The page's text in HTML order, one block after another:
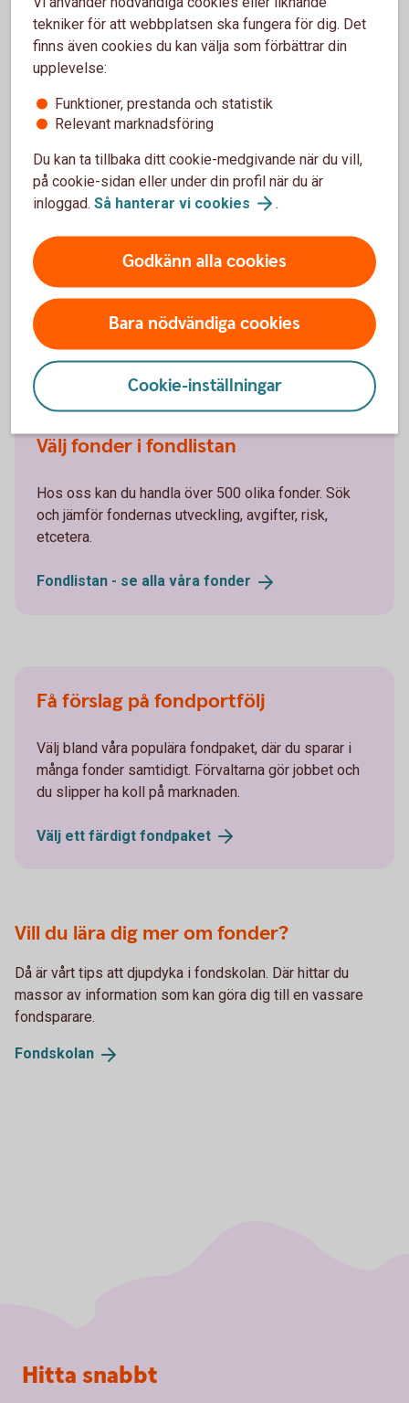
och snabbare tack vare ränta på ränta-effekten. Du
får alltså avkastning på din avkastning.
Ränta på ränta – vad är det?
När aktierna i fonden ökar eller minskar i värde, så
och med att en fond placerar i många olika aktier
så sprids risken.
Det är enkelt
Det är enkelt att börja spara i fonder och kräver
inga stora summor – minsta belopp är 100 kronor.
Börja spara i fonder
Välj fonder i fondlistan
Hos oss kan du handla över 500 olika fonder. Sök
och jämför fondernas utveckling, avgifter, risk,
etcetera.
Fondlistan - se alla våra fonder
Få förslag på fondportfölj
Välj bland våra populära fondpaket, där du sparar i
många fonder samtidigt. Förvaltarna gör jobbet och
du slipper ha koll på marknaden.
Välj ett färdigt fondpaket
Vill du lära dig mer om fonder?
Då är vårt tips att djupdyka i fondskolan. Där hittar du
massor av information som kan göra dig till en vassare
fondsparare.
Fondskolan
tekniker för att webbplatsen ska fungera för dig. Det
finns även cookies du kan välja som förbättrar din
upplevelse:
Funktioner, prestanda och statistik
Relevant marknadsföring
Du kan ta tillbaka ditt cookie-medgivande när du vill,
på cookie-sidan eller under din profil när du är
inloggad. Så hanterar vi cookies .
Godkänn alla cookies
Bara nödvändiga cookies
Cookie-inställningar
Sidfot
Hitta snabbt